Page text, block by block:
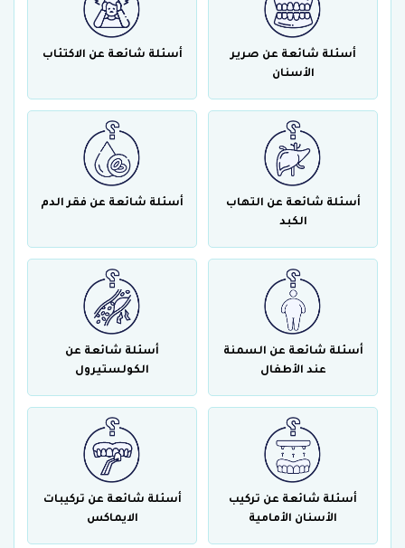
أسئلة شائعة عن صرير
الأسنان
أسئلة شائعة عن الاكتئاب
أسئلة شائعة عن التهاب
الكبد
أسئلة شائعة عن فقر الدم
أسئلة شائعة عن السمنة
عند الأطفال
أسئلة شائعة عن
الكولستيرول
أسئلة شائعة عن تركيب
الأسنان الأمامية
أسئلة شائعة عن تركيبات
الايماكس